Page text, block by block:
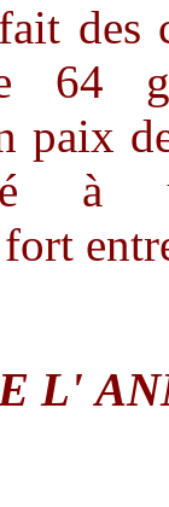
des
64
paix
à
L'